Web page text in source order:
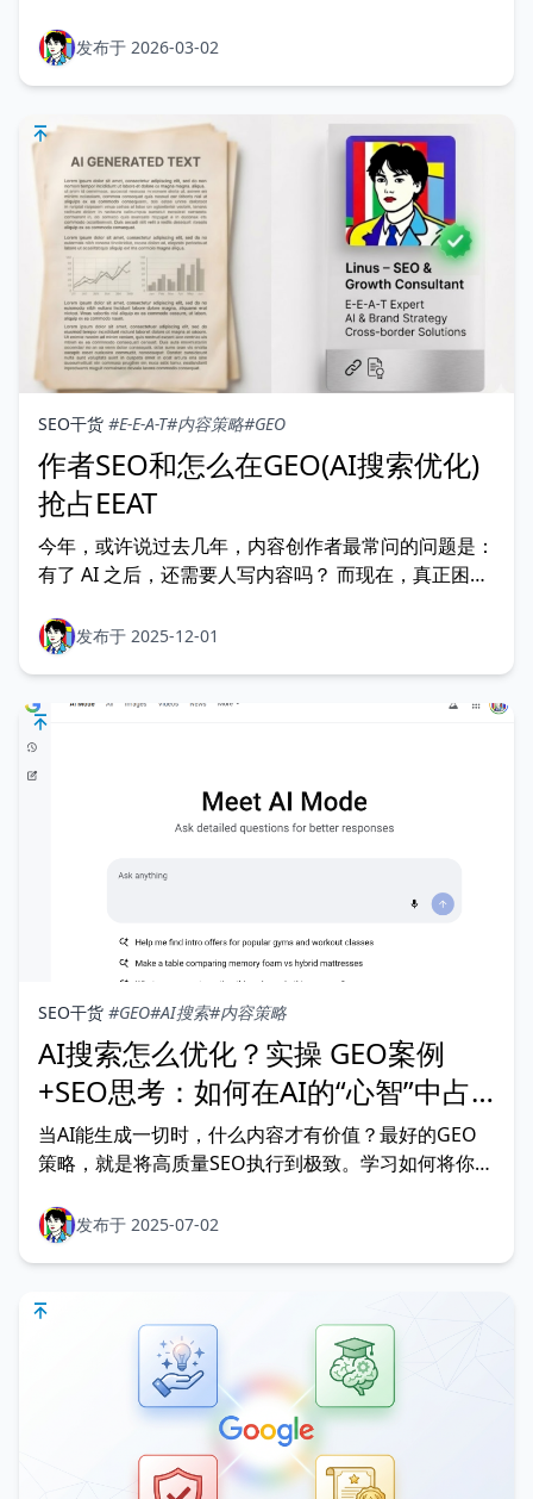
发布于 2026-03-02
SEO干货 #E-E-A-T#内容策略#GEO
作者SEO和怎么在GEO(AI搜索优化)
抢占EEAT
今年，或许说过去几年，内容创作者最常问的问题是：
有了 AI 之后，还需要人写内容吗？ 而现在，真正困扰
追问：在满屏 AI 内容里，别人为什么要信你？ AI 让内
容生产变得前所未有地容易。任何人、任何品牌，看起
发布于 2025-12-01
SEO干货 #GEO#AI搜索#内容策略
AI搜索怎么优化？实操 GEO案例
+SEO思考：如何在AI的“心智”中占
据一席之地？
当AI能生成一切时，什么内容才有价值？最好的GEO
策略，就是将高质量SEO执行到极致。学习如何将你的
赢得最终流量。
发布于 2025-07-02